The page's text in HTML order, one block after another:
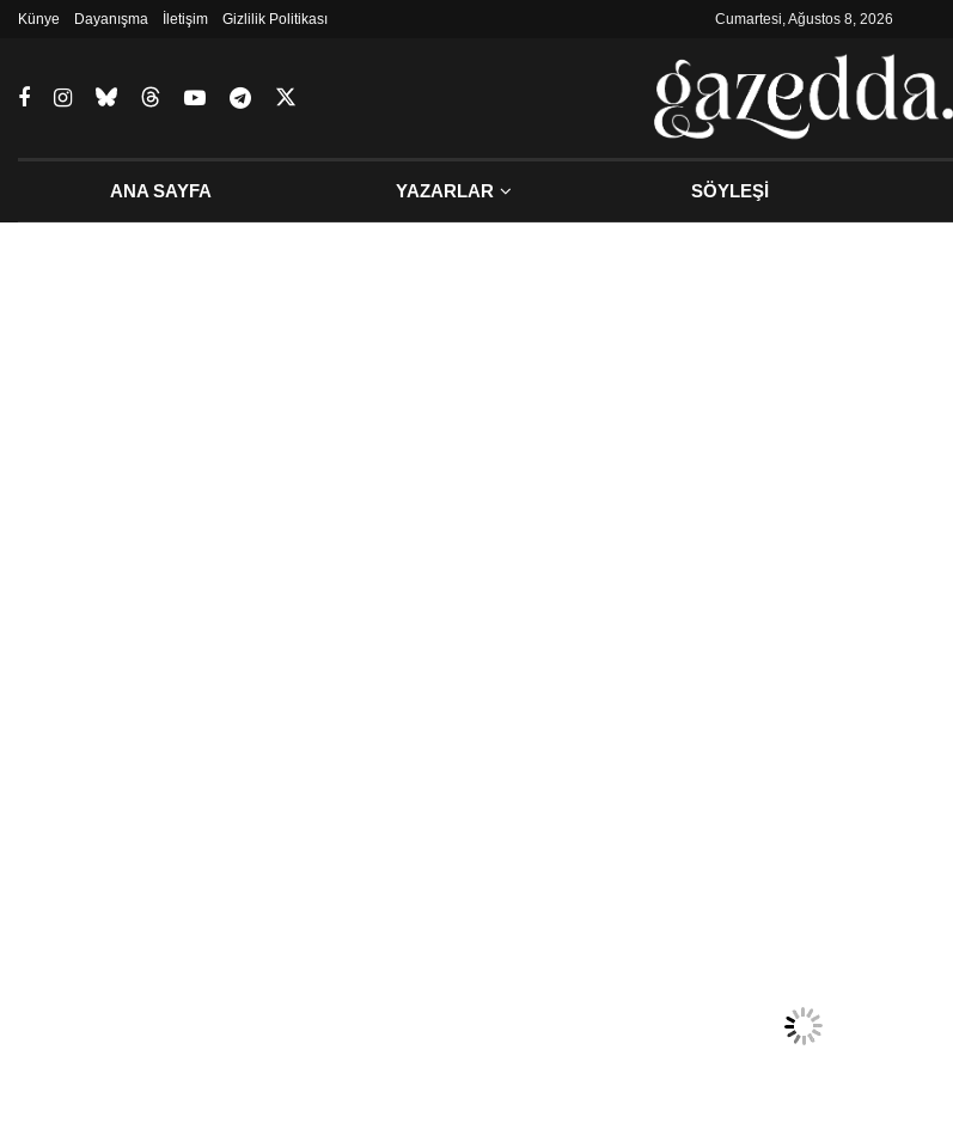
Künye Dayanışma İletişim Gizlilik Politikası Cumartesi, Ağustos 8, 2026
ANA SAYFA YAZARLAR SÖYLEŞİ